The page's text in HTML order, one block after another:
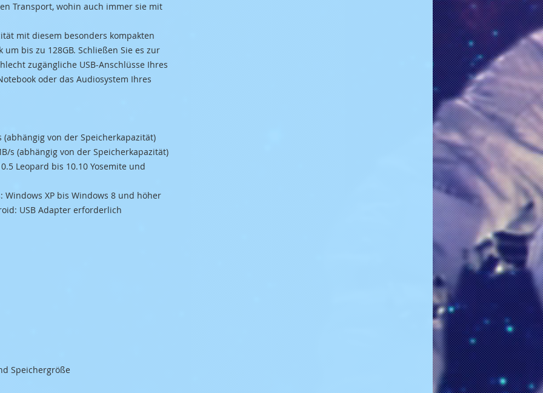
Transport, wohin auch immer sie mit
mit diesem besonders kompakten
bis zu 128GB. Schließen Sie es zur
zugängliche USB-Anschlüsse Ihres
oder das Audiosystem Ihres
(abhängig von der Speicherkapazität)
s (abhängig von der Speicherkapazität)
Leopard bis 10.10 Yosemite und
Windows XP bis Windows 8 und höher
USB Adapter erforderlich
Speichergröße